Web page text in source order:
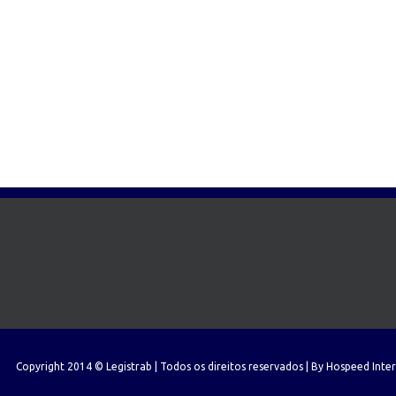
Copyright 2014 © Legistrab | Todos os direitos reservados | By Hospeed